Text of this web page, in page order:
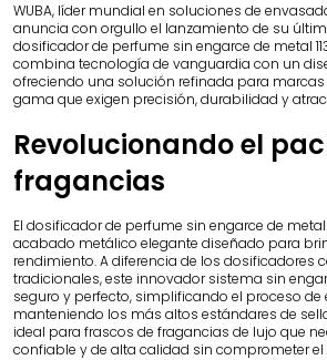
WUBA, líder mundial en soluciones de
anuncia con orgullo el lanzamiento de su
dosificador de perfume sin engarce de metal
combina tecnología de vanguardia con un
ofreciendo una solución refinada para
gama que exigen precisión, durabilidad y
Revolucionando el
fragancias
El dosificador de perfume sin engarce de metal
acabado metálico elegante diseñado para
rendimiento. A diferencia de los dosificadores
tradicionales, este innovador sistema sin
seguro y perfecto, simplificando el proceso
manteniendo los más altos estándares de
ideal para frascos de fragancias de lujo que
confiable y de alta calidad sin comprometer